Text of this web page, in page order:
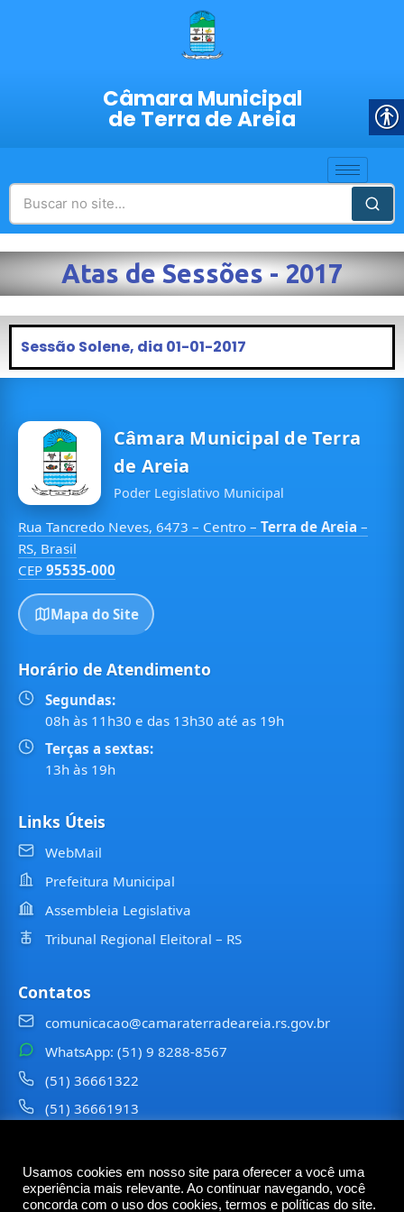
Câmara Municipal
de Terra de Areia
Atas de Sessões - 2017
Sessão Solene, dia 01-01-2017
Câmara Municipal de Terra
de Areia
Poder Legislativo Municipal
Rua Tancredo Neves, 6473 – Centro – Terra de Areia –
RS, Brasil
CEP 95535-000
Mapa do Site
Horário de Atendimento
Segundas:
08h às 11h30 e das 13h30 até as 19h
Terças a sextas:
13h às 19h
Links Úteis
WebMail
Prefeitura Municipal
Assembleia Legislativa
Tribunal Regional Eleitoral – RS
Contatos
comunicacao@camaraterradeareia.rs.gov.br
WhatsApp: (51) 9 8288-8567
(51) 36661322
(51) 36661913
©2026Câmara Municipal deTerra de Areia— Todos os
direitos reservados
Usamos cookies em nosso site para oferecer a você uma
experiência mais relevante. Ao continuar navegando, você
concorda com o uso dos cookies, termos e políticas do site.